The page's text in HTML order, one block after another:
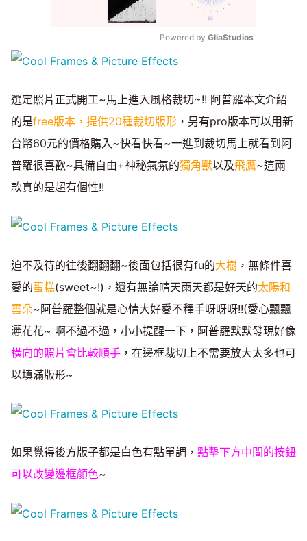
Powered by GliaStudios
選定照片正式開工~馬上進入風格裁切~!! 阿普羅本文介紹
的是free版本，提供20種裁切版形 ，另有pro版本可以用新
台幣60元的價格購入~快看快看~一進到裁切馬上就看到阿
普羅很喜歡~具備自由+神秘氣氛的獨角獸以及飛鷹~這兩
款真的是超有個性!!
迫不及待的往後翻翻翻~後面包括很有fu的大樹 ，無條件喜
愛的蛋糕(sweet~!)，還有無論晴天雨天都是好天的太陽和
雲朵~阿普羅整個就是心情大好愛不釋手呀呀呀!!(愛心飄飄
灑花花~ 啊不過不過，小小提醒一下，阿普羅默默發現好像
橫向的照片會比較順手 ，在邊框裁切上不需要放大太多也可
以填滿版形~
如果覺得後方版子都是白色有點單調， 點擊下方中間的按鈕
可以改變邊框顏色~